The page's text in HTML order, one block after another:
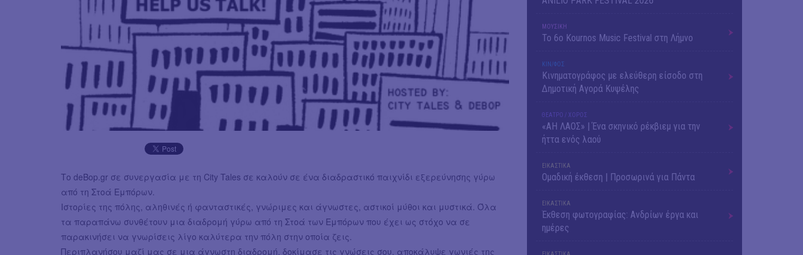
Το deBop.gr σε συνεργασία με τη City Tales σε καλούν σε ένα διαδραστικό παιχνίδι εξερεύνησης γύρω
από τη Στοά Εμπόρων.
Ιστορίες της πόλης, αληθινές ή φανταστικές, γνώριμες και άγνωστες, αστικοί μύθοι και μυστικά. Όλα
τα παραπάνω συνθέτουν μια διαδρομή γύρω από τη Στοά των Εμπόρων που έχει ως στόχο να σε
παρακινήσει να γνωρίσεις λίγο καλύτερα την πόλη στην οποία ζεις.
Περιπλανήσου μαζί μας σε μια άγνωστη διαδρομή, δοκίμασε τις γνώσεις σου, αποκάλυψε γωνιές της
ΜΟΥΣΙΚΗ
Το 6ο Kournos Music Festival στη Λήμνο
ΚΙΝ/ΦΟΣ
Κινηματογράφος με ελεύθερη είσοδο στη
Δημοτική Αγορά Κυψέλης
ΘΕΑΤΡΟ / ΧΟΡΟΣ
«ΑΗ ΛΑΟΣ» | Ένα σκηνικό ρέκβιεμ για την
ήττα ενός λαού
ΕΙΚΑΣΤΙΚΑ
Ομαδική έκθεση | Προσωρινά για Πάντα
ΕΙΚΑΣΤΙΚΑ
Έκθεση φωτογραφίας: Ανδρίων έργα και
ημέρες